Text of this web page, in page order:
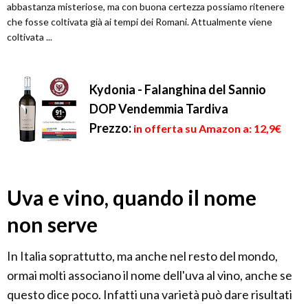
abbastanza misteriose, ma con buona certezza possiamo ritenere
che fosse coltivata già ai tempi dei Romani. Attualmente viene
coltivata ...
Kydonia - Falanghina del Sannio
DOP Vendemmia Tardiva
Prezzo: in offerta su Amazon a: 12,9€
Uva e vino, quando il nome
non serve
In Italia soprattutto, ma anche nel resto del mondo,
ormai molti associano il nome dell'uva al vino, anche se
questo dice poco. Infatti una varietà può dare risultati